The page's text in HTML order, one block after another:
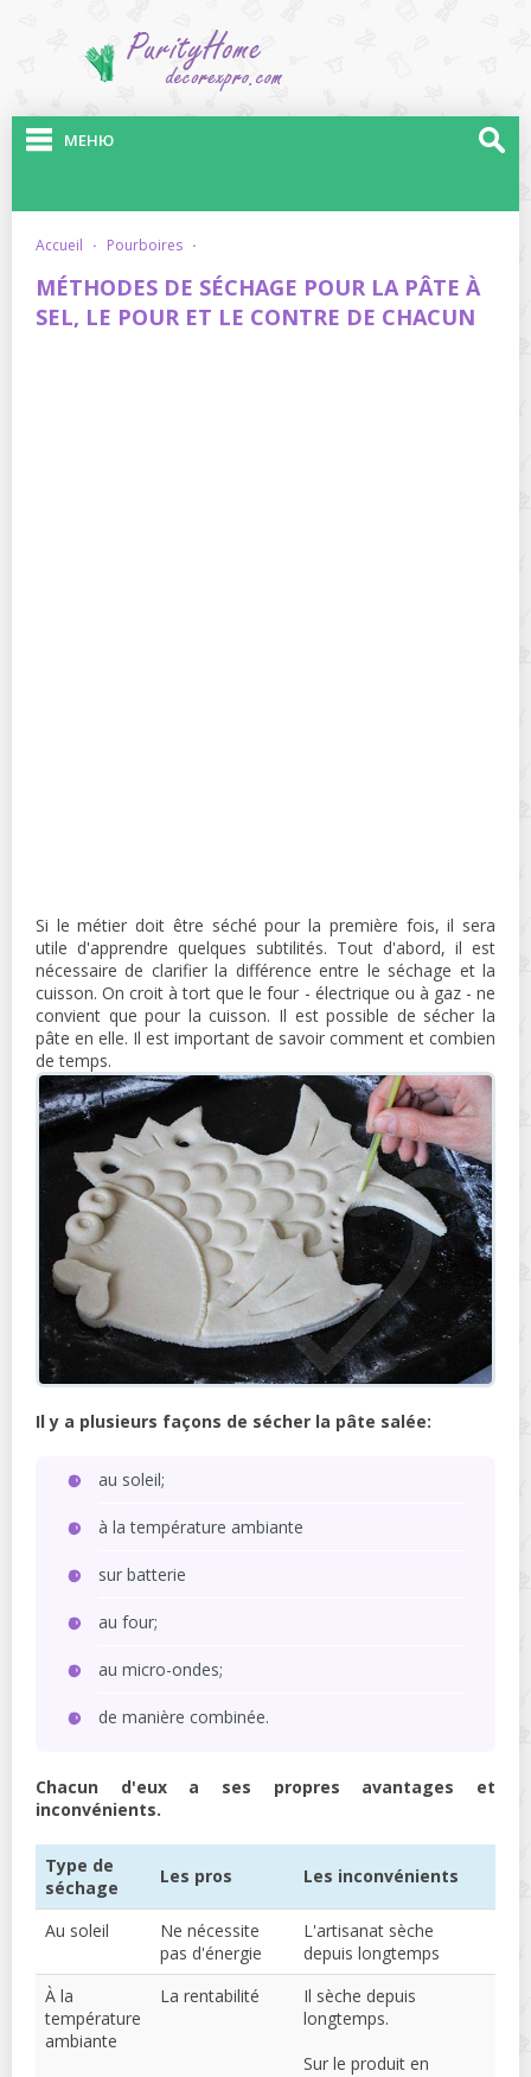
МЕНЮ
accueil · pourboires ·
MÉTHODES DE SÉCHAGE POUR LA PÂTE À
SEL, LE POUR ET LE CONTRE DE CHACUN
Si le métier doit être séché pour la première fois, il sera
utile d'apprendre quelques subtilités. Tout d'abord, il est
nécessaire de clarifier la différence entre le séchage et la
cuisson. On croit à tort que le four - électrique ou à gaz - ne
convient que pour la cuisson. Il est possible de sécher la
pâte en elle. Il est important de savoir comment et combien
de temps.
Il y a plusieurs façons de sécher la pâte salée:
au soleil;
à la température ambiante
sur batterie
au four;
au micro-ondes;
de manière combinée.
Chacun d'eux a ses propres avantages et
inconvénients.
Type de
séchage
Les pros Les inconvénients
Au soleil
Ne nécessite
pas d'énergie
L'artisanat sèche
depuis longtemps
À la
température
ambiante
La rentabilité
Il sèche depuis
longtemps.
Sur le produit en